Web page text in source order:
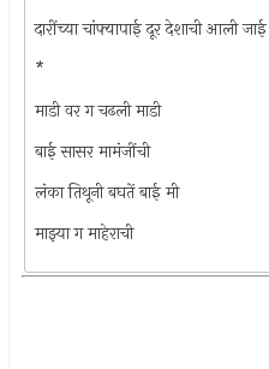
दारींच्या चांफ्यापाई दूर देशाची आली जाई
*
माडी वर ग चढली माडी
बाई सासर मामंजींची
लंका तिथूनी बघतें बाई मी
माझ्या ग माहेराची